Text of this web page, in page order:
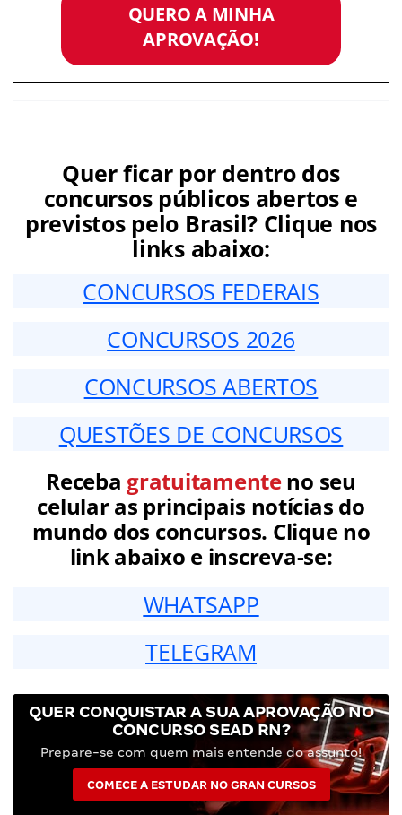
QUERO A MINHA
APROVAÇÃO!
Quer ficar por dentro dos
concursos públicos abertos e
previstos pelo Brasil? Clique nos
links abaixo:
CONCURSOS FEDERAIS
CONCURSOS 2026
CONCURSOS ABERTOS
QUESTÕES DE CONCURSOS
Receba gratuitamenteno seu
celular as principais notícias do
mundo dos concursos. Clique no
link abaixo e inscreva-se:
WHATSAPP
TELEGRAM
QUER CONQUISTAR A SUA APROVAÇÃO NO
CONCURSO SEAD RN?
Prepare-se com quem mais entende do assunto!
COMECE A ESTUDAR NO GRAN CURSOS